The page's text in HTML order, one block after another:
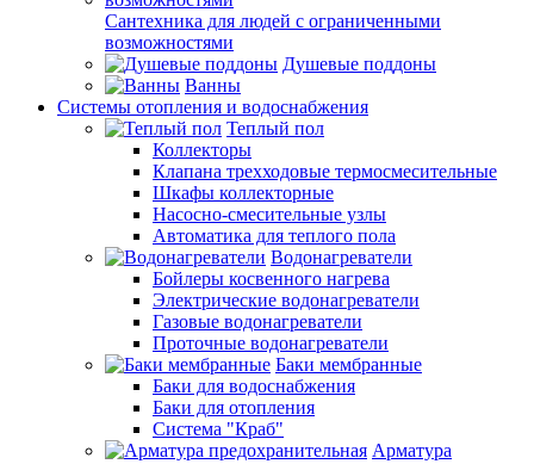
Сантехника для людей с ограниченными
возможностями
Душевые поддоны
Ванны
Системы отопления и водоснабжения
Теплый пол
Коллекторы
Клапана трехходовые термосмесительные
Шкафы коллекторные
Насосно-смесительные узлы
Автоматика для теплого пола
Водонагреватели
Бойлеры косвенного нагрева
Электрические водонагреватели
Газовые водонагреватели
Проточные водонагреватели
Баки мембранные
Баки для водоснабжения
Баки для отопления
Система "Краб"
Арматура